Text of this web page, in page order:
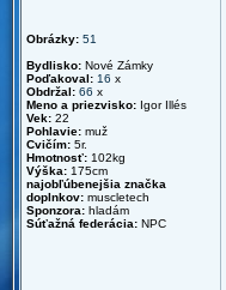
Obrázky: 51
Bydlisko: Nové Zámky
Poďakoval: 16 x
Obdržal: 66 x
Meno a priezvisko: Igor Illés
Vek: 22
Pohlavie: muž
Cvičím: 5r.
Hmotnosť: 102kg
Výška: 175cm
najobľúbenejšia značka
doplnkov: muscletech
Sponzora: hladám
Súťažná federácia: NPC